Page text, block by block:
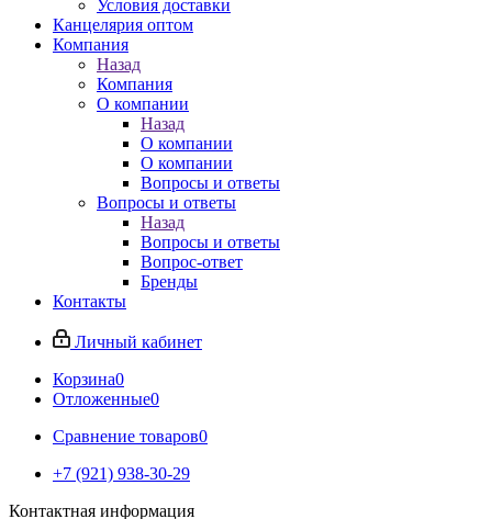
Условия доставки
Канцелярия оптом
Компания
Назад
Компания
О компании
Назад
О компании
О компании
Вопросы и ответы
Вопросы и ответы
Назад
Вопросы и ответы
Вопрос-ответ
Бренды
Контакты
Личный кабинет
Корзина0
Отложенные0
Сравнение товаров0
+7 (921) 938-30-29
Контактная информация